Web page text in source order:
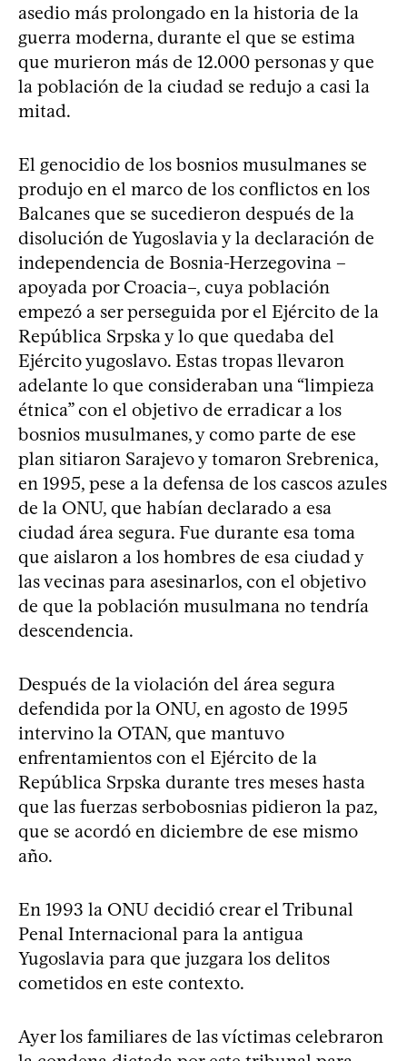
asedio más prolongado en la historia de la
guerra moderna, durante el que se estima
que murieron más de 12.000 personas y que
la población de la ciudad se redujo a casi la
mitad.
El genocidio de los bosnios musulmanes se
produjo en el marco de los conflictos en los
Balcanes que se sucedieron después de la
disolución de Yugoslavia y la declaración de
independencia de Bosnia-Herzegovina –
apoyada por Croacia–, cuya población
empezó a ser perseguida por el Ejército de la
República Srpska y lo que quedaba del
Ejército yugoslavo. Estas tropas llevaron
adelante lo que consideraban una “limpieza
étnica” con el objetivo de erradicar a los
bosnios musulmanes, y como parte de ese
plan sitiaron Sarajevo y tomaron Srebrenica,
en 1995, pese a la defensa de los cascos azules
de la ONU, que habían declarado a esa
ciudad área segura. Fue durante esa toma
que aislaron a los hombres de esa ciudad y
las vecinas para asesinarlos, con el objetivo
de que la población musulmana no tendría
descendencia.
Después de la violación del área segura
defendida por la ONU, en agosto de 1995
intervino la OTAN, que mantuvo
enfrentamientos con el Ejército de la
República Srpska durante tres meses hasta
que las fuerzas serbobosnias pidieron la paz,
que se acordó en diciembre de ese mismo
año.
En 1993 la ONU decidió crear el Tribunal
Penal Internacional para la antigua
Yugoslavia para que juzgara los delitos
cometidos en este contexto.
Ayer los familiares de las víctimas celebraron